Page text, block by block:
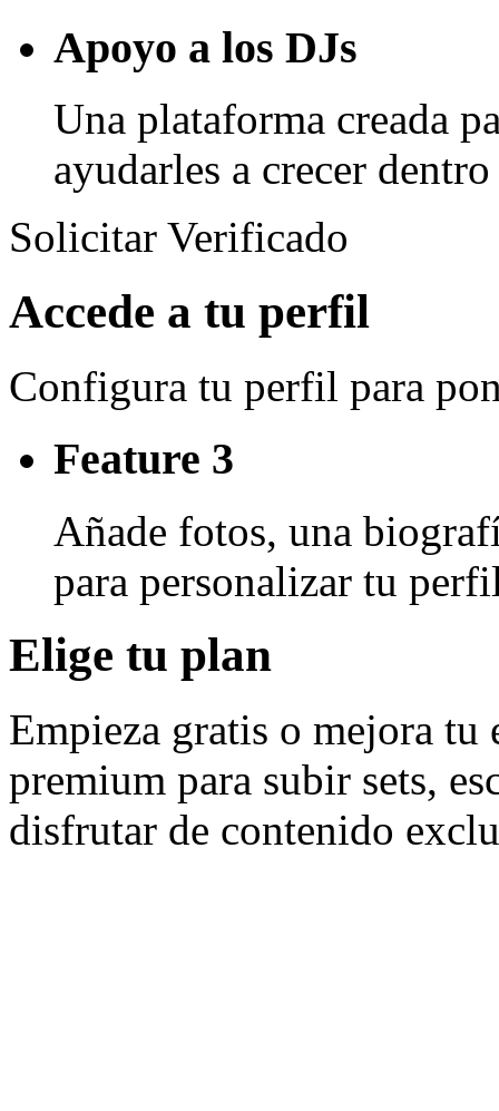
Apoyo a los DJs
Una plataforma creada
ayudarles a crecer
Solicitar Verificado
Accede a tu perfil
Configura tu perfil para
Feature 3
Añade fotos, una
para personalizar tu
Elige tu plan
Empieza gratis o mejora
premium para subir sets,
disfrutar de contenido